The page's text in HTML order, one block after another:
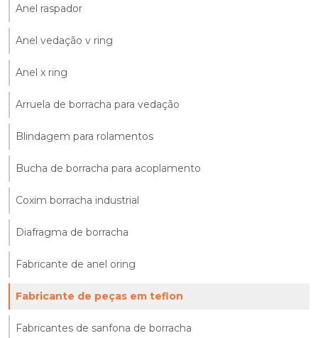
Anel raspador
Anel vedação v ring
Anel x ring
Arruela de borracha para vedação
Blindagem para rolamentos
Bucha de borracha para acoplamento
Coxim borracha industrial
Diafragma de borracha
Fabricante de anel oring
Fabricante de peças em teflon
Fabricantes de sanfona de borracha